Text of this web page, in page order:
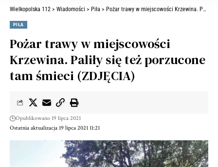
Wielkopolska 112 > Wiadomości > Piła > Pożar trawy w miejscowości Krzewina. Paliły się też porzucone tam śmieci (ZDJĘCIA)
PIŁA
Pożar trawy w miejscowości
Krzewina. Paliły się też porzucone
tam śmieci (ZDJĘCIA)
Ostatnia aktualizacja 19 lipca 2021 11:21
Opublikowano 19 lipca 2021